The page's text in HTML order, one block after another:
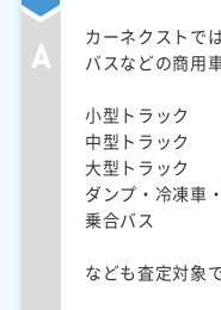
カーネクストで
バスなどの商用
小型トラック
中型トラック
大型トラック
ダンプ・冷凍車
乗合バス
なども査定対象で